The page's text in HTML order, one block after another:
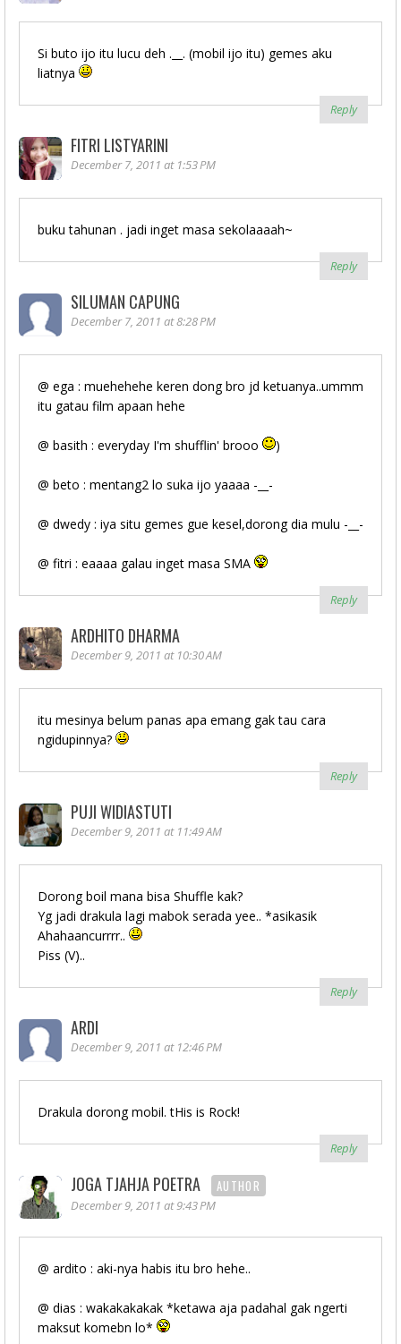
Si buto ijo itu lucu deh .__. (mobil ijo itu) gemes aku
liatnya
Reply
FITRI LISTYARINI
December 7, 2011 at 1:53 PM
buku tahunan . jadi inget masa sekolaaaah~
Reply
SILUMAN CAPUNG
December 7, 2011 at 8:28 PM
@ ega : muehehehe keren dong bro jd ketuanya..ummm
itu gatau film apaan hehe
@ basith : everyday I'm shufflin' brooo )
@ beto : mentang2 lo suka ijo yaaaa -__-
@ dwedy : iya situ gemes gue kesel,dorong dia mulu -__-
@ fitri : eaaaa galau inget masa SMA
Reply
ARDHITO DHARMA
December 9, 2011 at 10:30 AM
itu mesinya belum panas apa emang gak tau cara
ngidupinnya?
Reply
PUJI WIDIASTUTI
December 9, 2011 at 11:49 AM
Dorong boil mana bisa Shuffle kak?
Yg jadi drakula lagi mabok serada yee.. *asikasik
Ahahaancurrrr..
Piss (V)..
Reply
ARDI
December 9, 2011 at 12:46 PM
Drakula dorong mobil. tHis is Rock!
Reply
JOGA TJAHJA POETRA AUTHOR
December 9, 2011 at 9:43 PM
@ ardito : aki-nya habis itu bro hehe..
@ dias : wakakakakak *ketawa aja padahal gak ngerti
maksut komebn lo*